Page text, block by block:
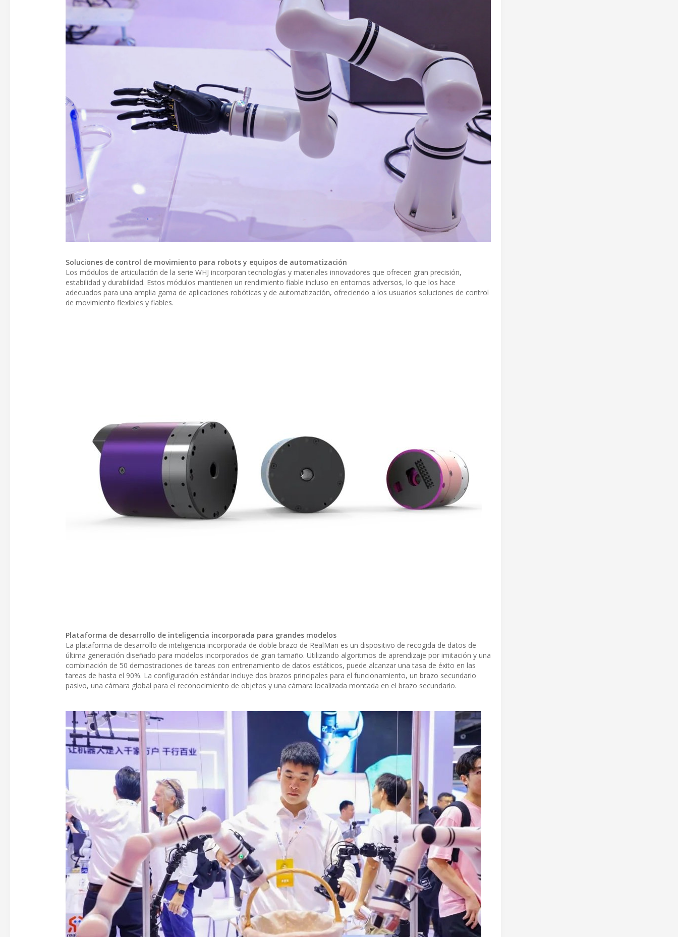
Soluciones de control de movimiento para robots y equipos de automatización
Los módulos de articulación de la serie WHJ incorporan tecnologías y materiales innovadores que ofrecen gran precisión,
estabilidad y durabilidad. Estos módulos mantienen un rendimiento fiable incluso en entornos adversos, lo que los hace
adecuados para una amplia gama de aplicaciones robóticas y de automatización, ofreciendo a los usuarios soluciones de control
de movimiento flexibles y fiables.
Plataforma de desarrollo de inteligencia incorporada para grandes modelos
La plataforma de desarrollo de inteligencia incorporada de doble brazo de RealMan es un dispositivo de recogida de datos de
última generación diseñado para modelos incorporados de gran tamaño. Utilizando algoritmos de aprendizaje por imitación y una
combinación de 50 demostraciones de tareas con entrenamiento de datos estáticos, puede alcanzar una tasa de éxito en las
tareas de hasta el 90%. La configuración estándar incluye dos brazos principales para el funcionamiento, un brazo secundario
pasivo, una cámara global para el reconocimiento de objetos y una cámara localizada montada en el brazo secundario.